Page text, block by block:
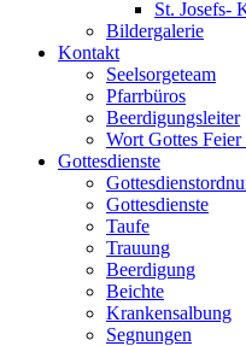
St. Josefs-
Bildergalerie
Kontakt
Seelsorgeteam
Pfarrbüros
Beerdigungsleiter
Wort Gottes
Gottesdienste
Gottesdienste
Taufe
Trauung
Beerdigung
Beichte
Krankensalbung
Segnungen